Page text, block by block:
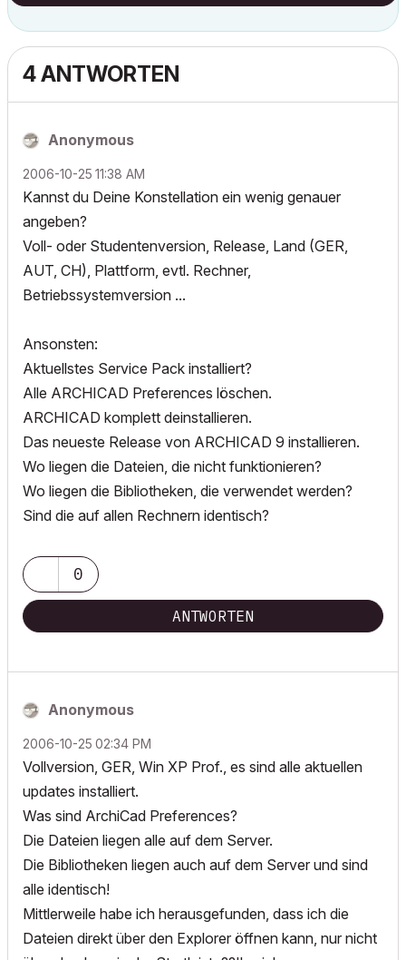
4 ANTWORTEN
Anonymous
‎2006-10-25 11:38 AM
Kannst du Deine Konstellation ein wenig genauer
angeben?
Voll- oder Studentenversion, Release, Land (GER,
AUT, CH), Plattform, evtl. Rechner,
Betriebssystemversion ...
Ansonsten:
Aktuellstes Service Pack installiert?
Alle ARCHICAD Preferences löschen.
ARCHICAD komplett deinstallieren.
Das neueste Release von ARCHICAD 9 installieren.
Wo liegen die Dateien, die nicht funktionieren?
Wo liegen die Bibliotheken, die verwendet werden?
Sind die auf allen Rechnern identisch?
0
ANTWORTEN
Anonymous
‎2006-10-25 02:34 PM
Vollversion, GER, Win XP Prof., es sind alle aktuellen
updates installiert.
Was sind ArchiCad Preferences?
Die Dateien liegen alle auf dem Server.
Die Bibliotheken liegen auch auf dem Server und sind
alle identisch!
Mittlerweile habe ich herausgefunden, dass ich die
Dateien direkt über den Explorer öffnen kann, nur nicht